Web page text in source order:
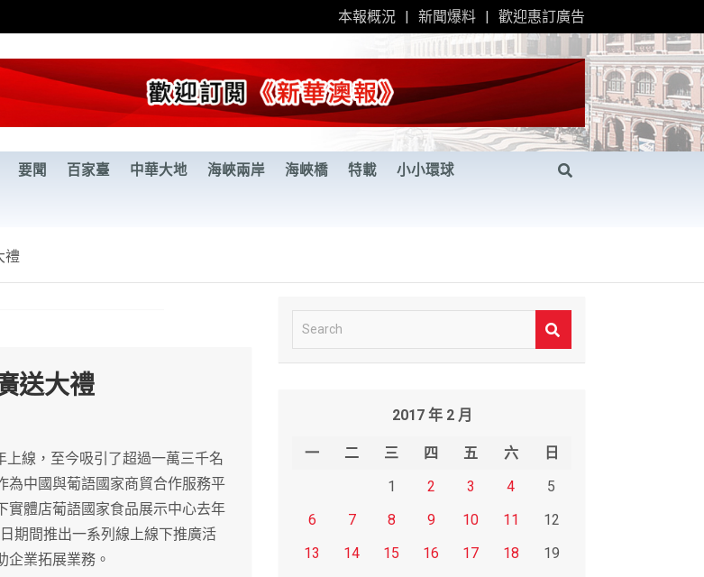
本報概況 新聞爆料 歡迎惠訂廣告
要聞 百家臺 中華大地 海峽兩岸 海峽橋 特載 小小環球
禮
送大禮
上線，至今吸引了超過一萬三千名
為中國與葡語國家商貿合作服務平
實體店葡語國家食品展示中心去年
期間推出一系列線上線下推廣活
企業拓展業務。
e
2017 年 2 月
一 二 三 四 五 六
日
1
2 3 4
5
6
7 8 9 10 11
12
13
14 15 16 17 18
19